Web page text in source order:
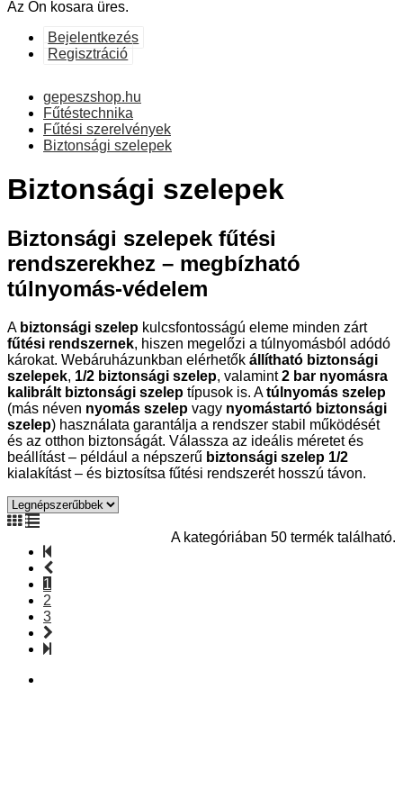
Az Ön kosara üres.
Bejelentkezés
Regisztráció
gepeszshop.hu
Fűtéstechnika
Fűtési szerelvények
Biztonsági szelepek
Biztonsági szelepek
Biztonsági szelepek fűtési
rendszerekhez – megbízható
túlnyomás-védelem
A biztonsági szelep kulcsfontosságú eleme minden zárt
fűtési rendszernek, hiszen megelőzi a túlnyomásból adódó
károkat. Webáruházunkban elérhetők állítható biztonsági
szelepek, 1/2 biztonsági szelep, valamint2 bar nyomásra
kalibrált biztonsági szelep típusok is. Atúlnyomás szelep
(más néven nyomás szelep vagy nyomástartó biztonsági
szelep) használata garantálja a rendszer stabil működését
és az otthon biztonságát. Válassza az ideális méretet és
beállítást – például a népszerű biztonsági szelep 1/2
kialakítást – és biztosítsa fűtési rendszerét hosszú távon.
A kategóriában 50 termék található.
1
2
3